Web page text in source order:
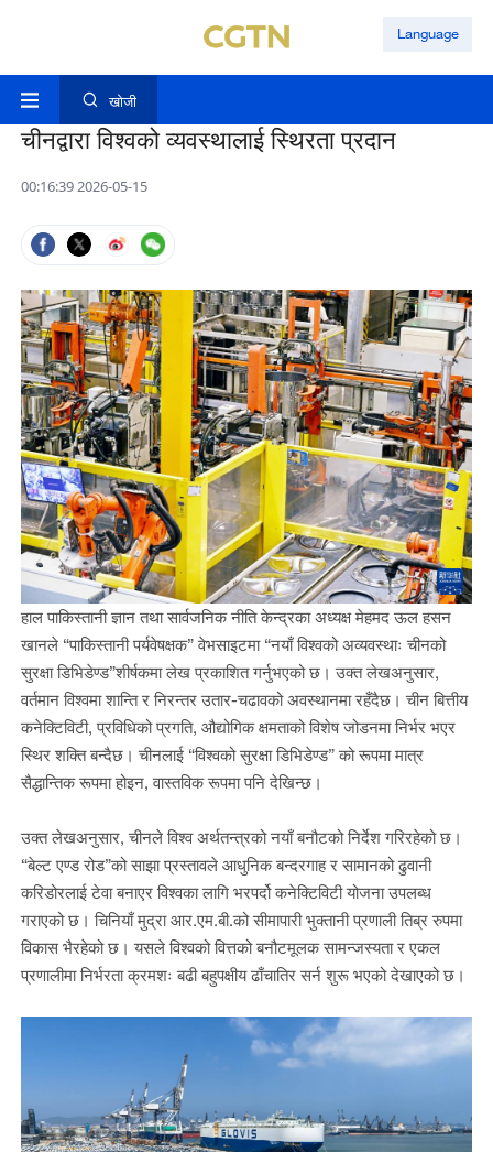
Language
खोजी
चीनद्वारा विश्वको व्यवस्थालाई स्थिरता प्रदान
00:16:39 2026-05-15
हाल पाकिस्तानी ज्ञान तथा सार्वजनिक नीति केन्द्रका अध्यक्ष मेहमद ऊल हसन
खानले “पाकिस्तानी पर्यवेषक्षक” वेभसाइटमा “नयाँ विश्वको अव्यवस्थाः चीनको
सुरक्षा डिभिडेण्ड”शीर्षकमा लेख प्रकाशित गर्नुभएको छ। उक्त लेखअनुसार,
वर्तमान विश्वमा शान्ति र निरन्तर उतार-चढावको अवस्थानमा रहँदैछ। चीन बित्तीय
कनेक्टिविटी, प्रविधिको प्रगति, औद्योगिक क्षमताको विशेष जोडनमा निर्भर भएर
स्थिर शक्ति बन्दैछ। चीनलाई “विश्वको सुरक्षा डिभिडेण्ड” को रूपमा मात्र
सैद्धान्तिक रूपमा होइन, वास्तविक रूपमा पनि देखिन्छ।
उक्त लेखअनुसार, चीनले विश्व अर्थतन्त्रको नयाँ बनौटको निर्देश गरिरहेको छ।
“बेल्ट एण्ड रोड”को साझा प्रस्तावले आधुनिक बन्दरगाह र सामानको ढुवानी
करिडोरलाई टेवा बनाएर विश्वका लागि भरपर्दो कनेक्टिविटी योजना उपलब्ध
गराएको छ। चिनियाँ मुद्रा आर.एम.बी.को सीमापारी भुक्तानी प्रणाली तिब्र रुपमा
विकास भैरहेको छ। यसले विश्वको वित्तको बनौटमूलक सामन्जस्यता र एकल
प्रणालीमा निर्भरता क्रमशः बढी बहुपक्षीय ढाँचातिर सर्न शुरू भएको देखाएको छ।